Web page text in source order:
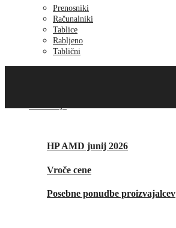
Prenosniki
Računalniki
Tablice
Rabljeno
Tablični
HP AMD junij 2026
Vroče cene
Posebne ponudbe proizvajalcev